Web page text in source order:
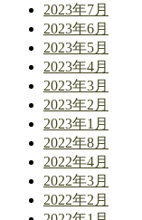
2023年7月
2023年6月
2023年5月
2023年4月
2023年3月
2023年2月
2023年1月
2022年8月
2022年4月
2022年3月
2022年2月